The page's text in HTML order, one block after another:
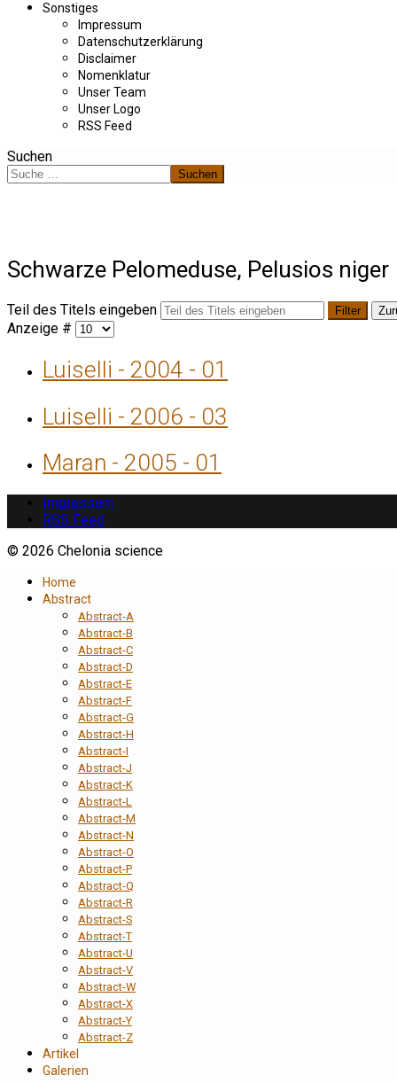
Sonstiges
Impressum
Datenschutzerklärung
Disclaimer
Nomenklatur
Unser Team
Unser Logo
RSS Feed
Suchen
Suchen
Schwarze Pelomeduse, Pelusios niger
Teil des Titels eingeben Filter
Anzeige #
Luiselli - 2004 - 01
Luiselli - 2006 - 03
Maran - 2005 - 01
Impressum
RSS Feed
© 2026 Chelonia science
Home
Abstract
Abstract-A
Abstract-B
Abstract-C
Abstract-D
Abstract-E
Abstract-F
Abstract-G
Abstract-H
Abstract-I
Abstract-J
Abstract-K
Abstract-L
Abstract-M
Abstract-N
Abstract-O
Abstract-P
Abstract-Q
Abstract-R
Abstract-S
Abstract-T
Abstract-U
Abstract-V
Abstract-W
Abstract-X
Abstract-Y
Abstract-Z
Artikel
Galerien